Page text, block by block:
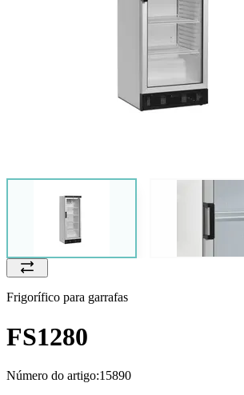
Frigorífico para garrafas
FS1280
Número do artigo:15890